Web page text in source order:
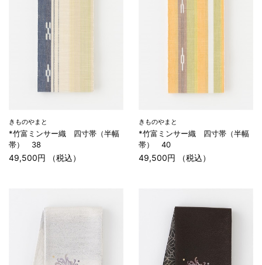
きものやまと
*竹富ミンサー織 四寸帯（半幅
帯） 38
49,500円 （税込）
きものやまと
*竹富ミンサー織 四寸帯（半幅
帯） 40
49,500円 （税込）